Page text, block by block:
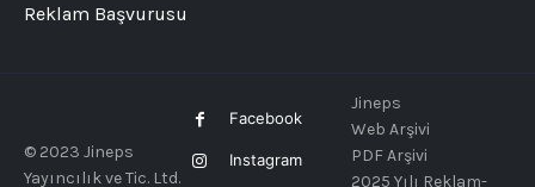
Reklam Başvurusu
© 2023 Jineps
Yayıncılık ve Tic. Ltd.
Facebook
Instagram
Jineps
Web Arşivi
PDF Arşivi
2025 Yılı Reklam-